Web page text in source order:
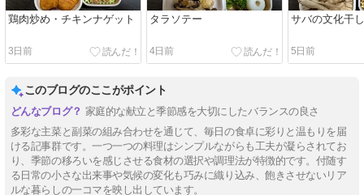
鶏肉炒め・チキンナゲット
3日前
タラソテー
4日前
サバの文化干
5日前
このブログのここがポイント
家庭的な献立と季節感を大切にしたバランスの良さ
多彩な主菜と副菜の組み合わせを通じて、毎日の食卓に彩りと温もりを届
ける記事群です。一つ一つの料理はシンプルながらも工夫が凝らされてお
り、季節の移ろいを感じさせる食材の選択や調理法が特徴的です。付随す
る日常の小さな出来事や気候の変化も巧みに織り込み、飽きさせないリア
ルな暮らしの一コマを映し出しています。